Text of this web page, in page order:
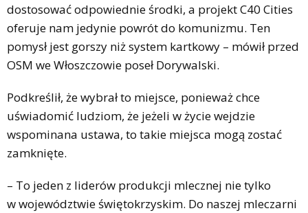
dostosować odpowiednie środki, a projekt C40 Cities
oferuje nam jedynie powrót do komunizmu. Ten
pomysł jest gorszy niż system kartkowy – mówił przed
OSM we Włoszczowie poseł Dorywalski.
Podkreślił, że wybrał to miejsce, ponieważ chce
uświadomić ludziom, że jeżeli w życie wejdzie
wspominana ustawa, to takie miejsca mogą zostać
zamknięte.
– To jeden z liderów produkcji mlecznej nie tylko
w województwie świętokrzyskim. Do naszej mleczarni